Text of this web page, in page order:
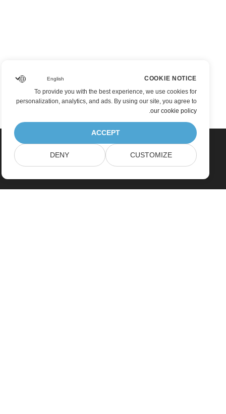
COOKIE NOTICE
To provide you with the best experience, we use cookies for
personalization, analytics, and ads. By using our site, you agree to
our cookie policy
.
ACCEPT
CUSTOMIZE
DENY